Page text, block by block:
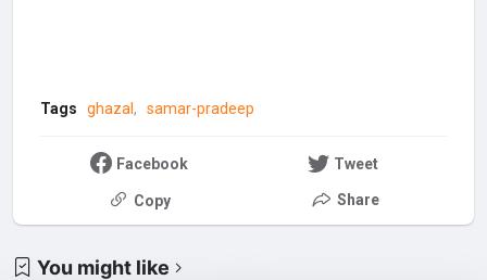
Tags ghazal samar-pradeep
Facebook Tweet
Copy Share
You might like